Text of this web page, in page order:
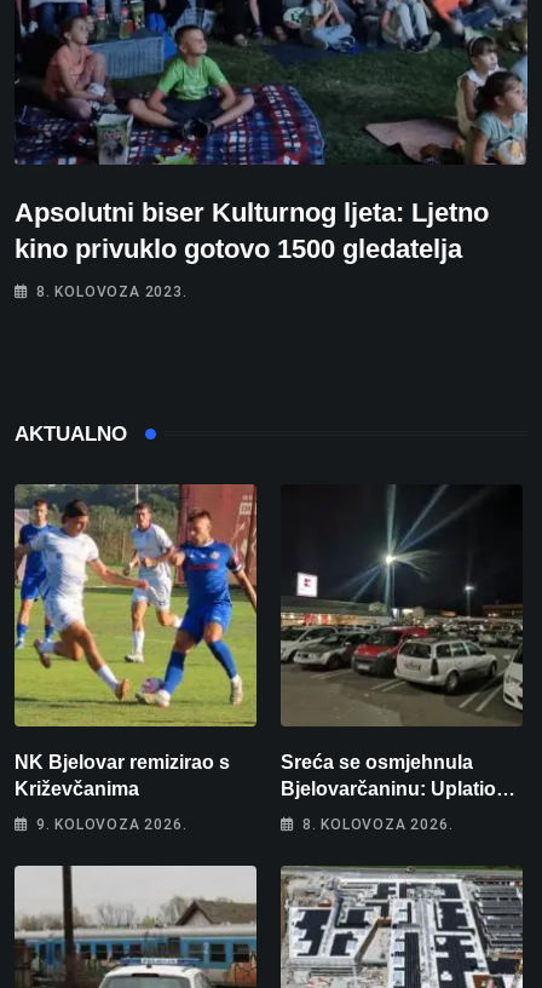
Apsolutni biser Kulturnog ljeta: Ljetno
kino privuklo gotovo 1500 gledatelja
8. KOLOVOZA 2023.
AKTUALNO
NK Bjelovar remizirao s
Križevčanima
9. KOLOVOZA 2026.
Sreća se osmjehnula
Bjelovarčaninu: Uplatio
samo 4 eura, a osvojio
8. KOLOVOZA 2026.